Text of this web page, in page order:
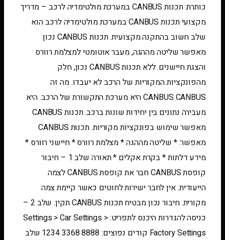
כותרת: תכנות CANBUS במערכת מולטימדיה לרכב – מדריך
מקצועי תכנות CANBUS במערכת מולטימדיה לרכב הוא
שלב חשוב בהתקנה מקצועית. תכנות CANBUS נכון
מאפשר שליטה מההגה, מעבר אוטומטי למצלמת רוורס
והצגת חיישנים. ללא תכנות CANBUS נכון, חלק
מהפונקציות המקוריות של הרכב לא יעבדו. מה זה
CANBUS CANBUS היא מערכת התקשורת של הרכב. היא
מעבירה נתונים בין יחידות שונות ברכב. תכנות CANBUS
מאפשר שימוש בפונקציות מקוריות. תכנות CANBUS
מאפשר: * שליטה מההגה * מצלמת רוורס * חיישני רוורס *
מידע דלתות * בקרת אקלים * תאורה שלב 1 – חיבור
קופסת CANBUS חבר את קופסת CANBUS לצמה
הייעודית. אין לחבר ישירות לחוטים כאשר קיימת צמה
מקורית. חיבור נכון מבטיח תכנות CANBUS תקין. שלב 2 –
כניסה להגדרות היכנס לתפריט: Settings > Car Settings >
Factory Settings קודים נפוצים: 8888 3368 1234 שלב